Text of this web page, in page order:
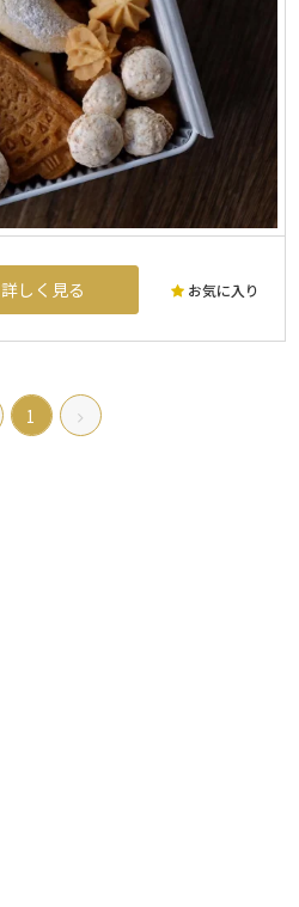
お気に入り
詳しく見る
1